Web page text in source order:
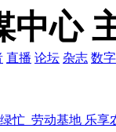
中心
直播 论坛 杂志 数
忙 劳动基地 乐享